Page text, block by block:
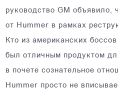
руководство GM объявило,
от Hummer в рамках
Кто из американских
был отличным продуктом
в почете сознательное
Hummer просто не